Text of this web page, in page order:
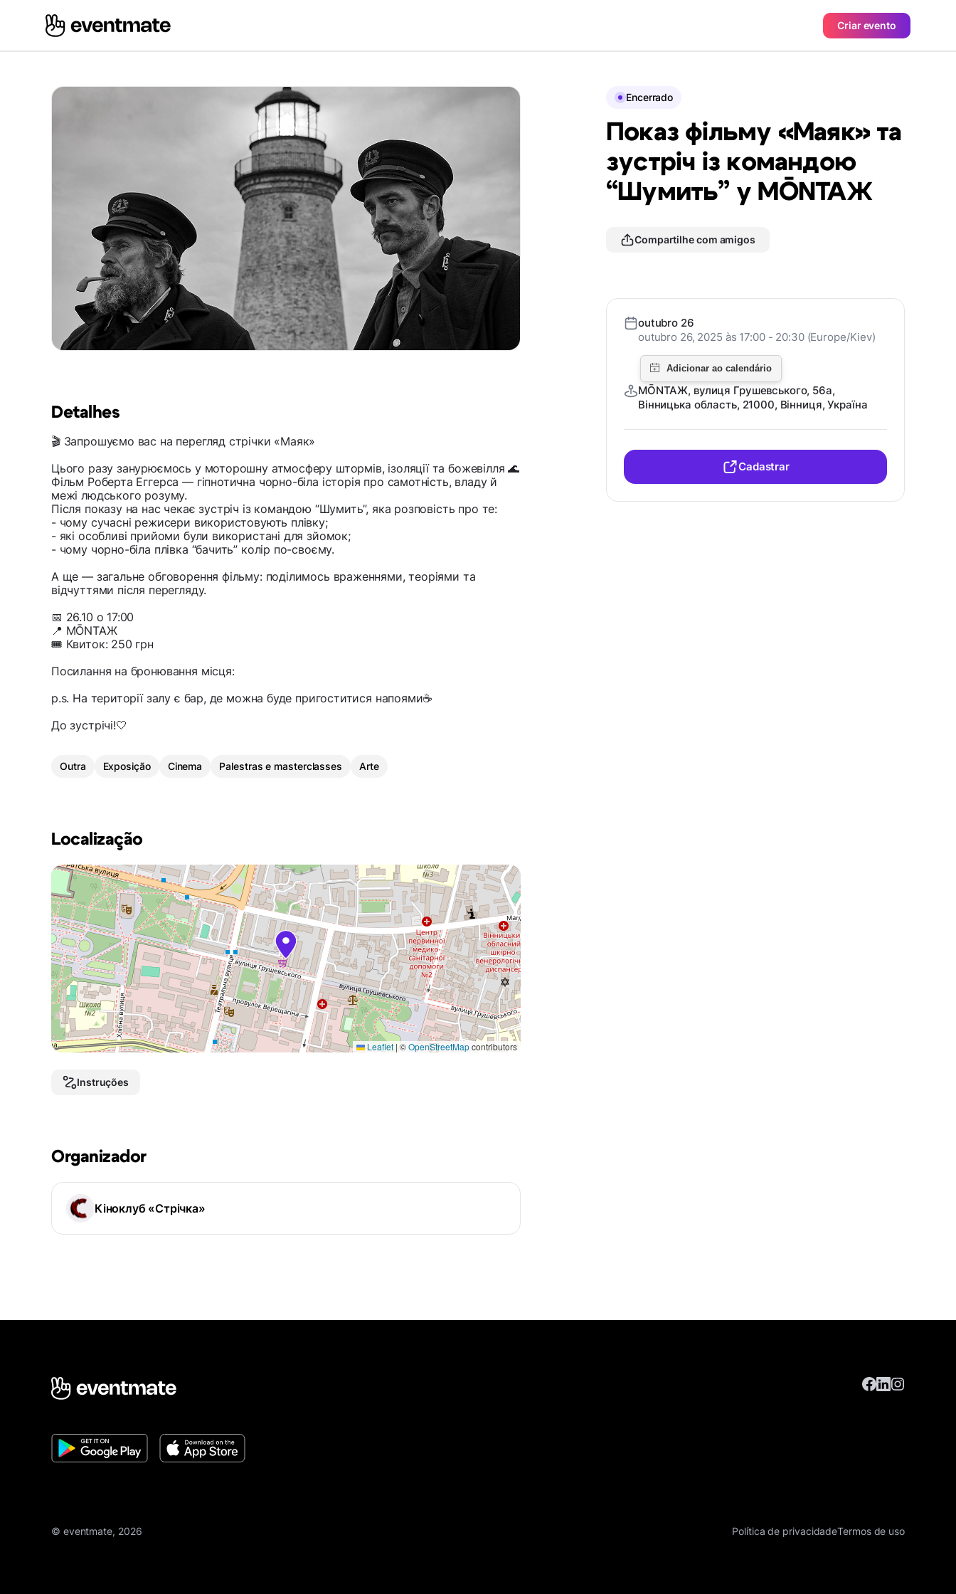
Criar evento
Detalhes
🎬 Запрошуємо вас на перегляд стрічки «Маяк»
Цього разу занурюємось у моторошну атмосферу штормів, ізоляції та божевілля 🌊
Фільм Роберта Еггерса — гіпнотична чорно-біла історія про самотність, владу й
межі людського розуму.
Після показу на нас чекає зустріч із командою “Шумить”, яка розповість про те:
- чому сучасні режисери використовують плівку;
- які особливі прийоми були використані для зйомок;
- чому чорно-біла плівка “бачить” колір по-своєму.
А ще — загальне обговорення фільму: поділимось враженнями, теоріями та
відчуттями після перегляду.
📅 26.10 о 17:00
📍 MŌNTAЖ
🎟 Квиток: 250 грн
Посилання на бронювання місця:
p.s. На території залу є бар, де можна буде пригоститися напоями☕️
До зустрічі!🤍
Outra Exposição Cinema Palestras e masterclasses Arte
Localização
Leaflet | ©OpenStreetMapcontributors
Instruções
Organizador
Кіноклуб «Стрічка»
Encerrado
Показ фільму «Маяк» та
зустріч із командою
“Шумить” у MŌNTAЖ
Compartilhe com amigos
outubro 26
outubro 26, 2025 às 17:00 - 20:30 (Europe/Kiev)
MŌNTAЖ, вулиця Грушевського, 56а,
Вінницька область, 21000, Вінниця, Україна
Cadastrar
© eventmate, 2026 Política de privacidadeTermos de uso